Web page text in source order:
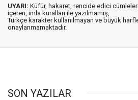
UYARI: Küfür, hakaret, rencide edici cümleler
içeren, imla kuralları ile yazılmamış,
Türkçe karakter kullanılmayan ve büyük
onaylanmamaktadır.
SON YAZILAR